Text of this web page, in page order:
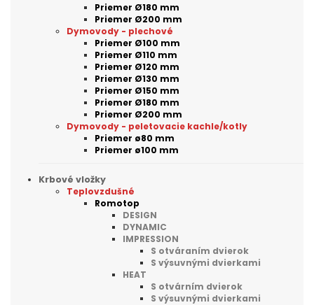
Priemer Ø180 mm
Priemer Ø200 mm
Dymovody - plechové
Priemer Ø100 mm
Priemer Ø110 mm
Priemer Ø120 mm
Priemer Ø130 mm
Priemer Ø150 mm
Priemer Ø180 mm
Priemer Ø200 mm
Dymovody - peletovacie kachle/kotly
Priemer ø80 mm
Priemer ø100 mm
Krbové vložky
Teplovzdušné
Romotop
DESIGN
DYNAMIC
IMPRESSION
S otváraním dvierok
S výsuvnými dvierkami
HEAT
S otvárním dvierok
S výsuvnými dvierkami